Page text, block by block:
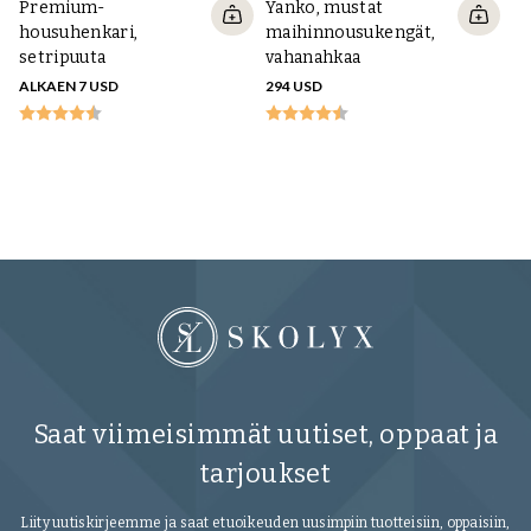
Premium-
housuhenkari,
setripuuta
ALKAEN 7 USD
Yanko, mustat
maihinnousukengät,
vahanahkaa
294 USD
Saat viimeisimmät uutiset, oppaat ja
tarjoukset
Liity uutiskirjeemme ja saat etuoikeuden uusimpiin tuotteisiin, oppaisiin,